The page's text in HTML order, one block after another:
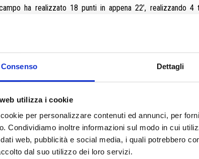
Consenso Dettagli
utilizza i cookie
per personalizzare contenuti ed annunci, per
Condividiamo inoltre informazioni sul modo in cui
web, pubblicità e social media, i quali potrebbero
dal suo utilizzo dei loro servizi.
ha realizzato 18 punti in appena 22’, realizzando
Basket. Con Tommaso Oxilia fuori fino al termine della
partire Andrea Arnaldo, 20 anni ancora da compiere,
e novantacinque di altezza, quest’anno Arnaldo gioca
L’ala grande titolare è l’americano Lewis Sullivan,
un biennio in Ucraina appena uscito dal college; ha
di campionato ha dominato con 22 punti e 9 rimbalzi,
Alessandro Simioni, 24 anni, 204 centimetri per 110 chili;
un’ottima mano da fuori. Al suo secondo anno in
passata, totalizzando 8.8 punti e 4.2 rimbalzi. Dalla
a Casale Monferrato ma da due stagioni a